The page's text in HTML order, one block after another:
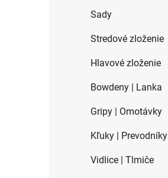
Sady
Stredové zloženie
Hlavové zloženie
Bowdeny | Lanka
Gripy | Omotávky
Kľuky | Prevodníky
Vidlice | Tlmiče